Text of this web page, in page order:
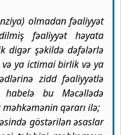
olmadan fəaliyyət
fəaliyyət həyata
digər şəkildə dəfələrlə
ya ictimai birlik və ya
zidd fəaliyyətlə
bu Məcəllədə
qərarı ilə;
göstərilən əsaslar